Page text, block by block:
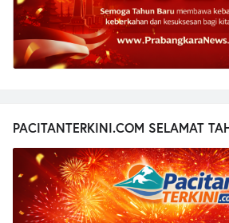
PACITANTERKINI.COM SELAMAT